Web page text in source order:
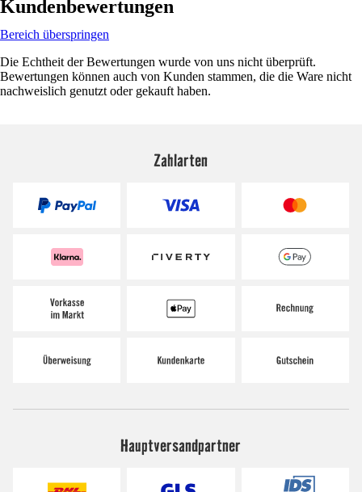
Kundenbewertungen
Bereich überspringen
Die Echtheit der Bewertungen wurde von uns nicht überprüft.
Bewertungen können auch von Kunden stammen, die die Ware nicht
nachweislich genutzt oder gekauft haben.
Zahlarten
Hauptversandpartner